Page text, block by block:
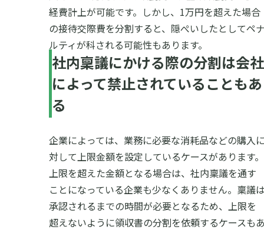
経費計上が可能です。しかし、1万円を超えた場合
の接待交際費を分割すると、隠ぺいしたとしてペ
ルティが科される可能性もあります。
社内稟議にかける際の分割は会社
によって禁止されていることもあ
る
企業によっては、業務に必要な消耗品などの購入
対して上限金額を設定しているケースがあります。
上限を超えた金額となる場合は、社内稟議を通す
ことになっている企業も少なくありません。稟議
承認されるまでの時間が必要となるため、上限を
超えないように領収書の分割を依頼するケースも